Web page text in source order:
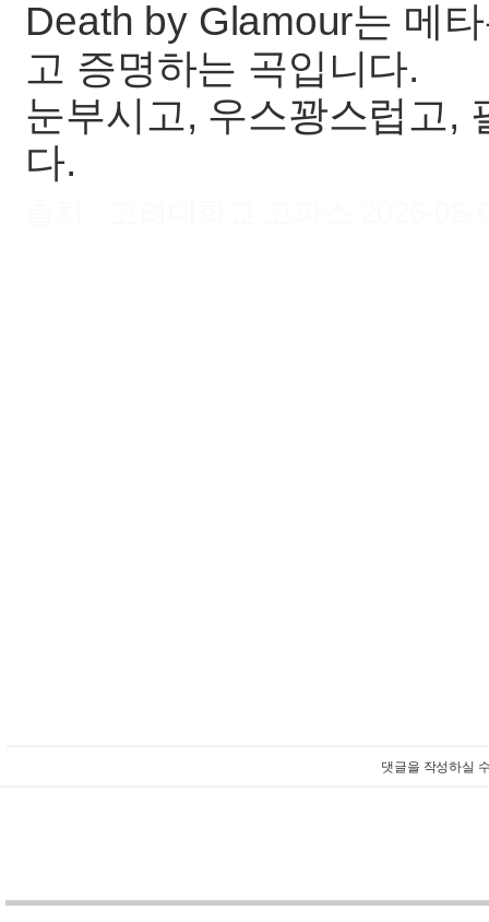
Death by Glamour는 메
고 증명하는 곡입니다.
눈부시고, 우스꽝스럽고,
다.
댓글을 작성하실